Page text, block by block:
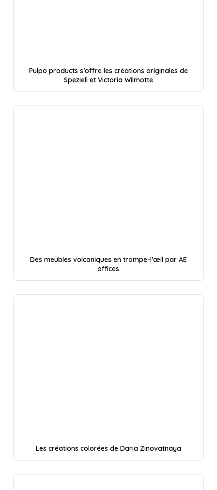
Pulpo products s’offre les créations originales de
Speziell et Victoria Wilmotte
Des meubles volcaniques en trompe-l’œil par AE
offices
Les créations colorées de Daria Zinovatnaya